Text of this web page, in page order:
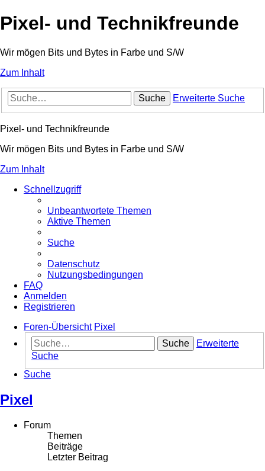
Pixel- und Technikfreunde
Wir mögen Bits und Bytes in Farbe und S/W
Zum Inhalt
Suche Erweiterte Suche
Pixel- und Technikfreunde
Wir mögen Bits und Bytes in Farbe und S/W
Zum Inhalt
Schnellzugriff
Unbeantwortete Themen
Aktive Themen
Suche
Datenschutz
Nutzungsbedingungen
FAQ
Anmelden
Registrieren
Foren-Übersicht Pixel
Suche
Erweiterte
Suche
Suche
Pixel
Forum
Themen
Beiträge
Letzter Beitrag